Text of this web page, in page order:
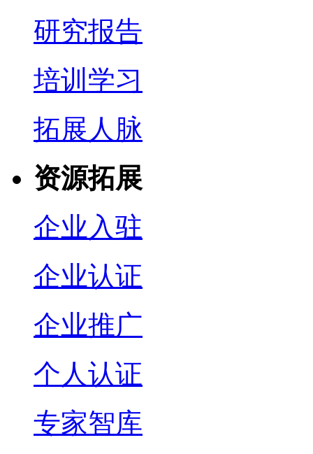
研究报告
培训学习
拓展人脉
资源拓展
企业入驻
企业认证
企业推广
个人认证
专家智库